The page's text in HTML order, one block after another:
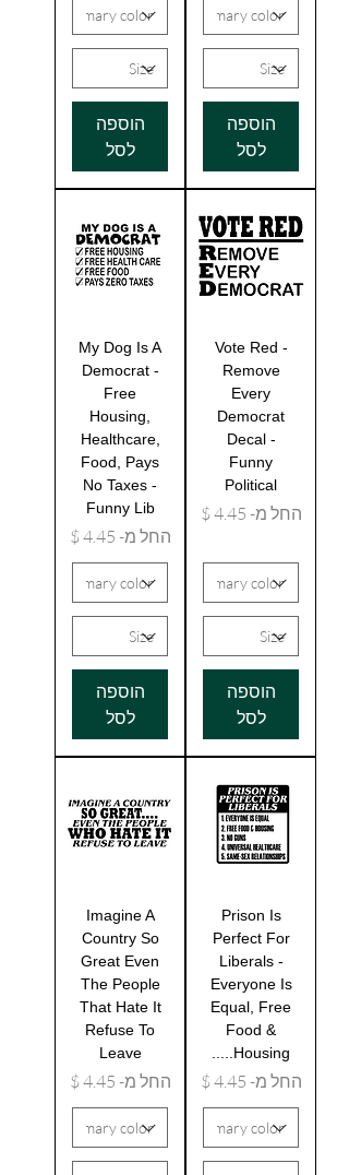
הוספה
לסל
הוספה
לסל
Vote Red -
Remove
Every
Democrat
Decal -
Funny
Political
החל מ-
מחיר מבצע
הוספה
לסל
My Dog Is A
Democrat -
Free
Housing,
Healthcare,
Food, Pays
No Taxes -
Funny Lib
החל מ-
מחיר מבצע
הוספה
לסל
Prison Is
Perfect For
Liberals -
Everyone Is
Equal, Free
Food &
Housing.....
החל מ-
מחיר מבצע
Imagine A
Country So
Great Even
The People
That Hate It
Refuse To
Leave
החל מ-
מחיר מבצע